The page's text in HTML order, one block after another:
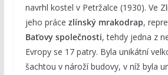
navrhl kostel v Petržalce (1930). Ve
jeho práce zlínský mrakodrap,
Baťovy společnosti, tehdy jedna z
Evropy se 17 patry. Byla unikátní
šachtou v nároží budovy, v níž byla